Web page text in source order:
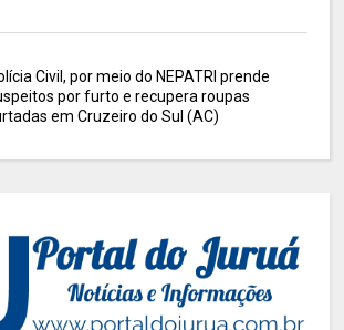
Civil, por meio do NEPATRI prende
por furto e recupera roupas
em Cruzeiro do Sul (AC)